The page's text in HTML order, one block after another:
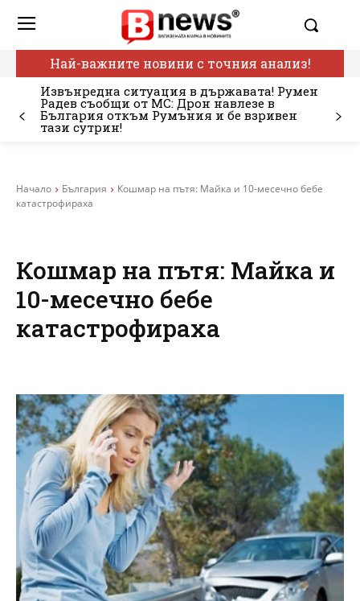
Най-важните новини с точния анализ!
Извънредна ситуация в държавата! Румен
Радев съобщи от МС: Дрон навлезе в
България откъм Румъния и бе взривен
тази сутрин!
Начало България
Кошмар на пътя: Майка и 10-месечно бебе
катастрофираха
Кошмар на пътя: Майка и
10-месечно бебе
катастрофираха